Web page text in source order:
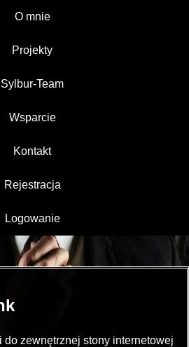
O mnie
Projekty
Sylbur-Team
Wsparcie
Kontakt
Rejestracja
Logowanie
do zewnętrznej stony internetowej